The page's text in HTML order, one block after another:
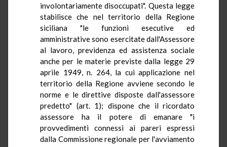
involontariamente disoccupati". Questa legge
stabilisce che nel territorio della Regione
siciliana "le funzioni esecutive ed
amministrative sono esercitate dall'Assessore
al lavoro, previdenza ed assistenza sociale
anche per le materie previste dalla legge 29
aprile 1949, n. 264, la cui applicazione nel
territorio della Regione avviene secondo le
norme e le direttive disposte dall'assessore
predetto" (art. 1); dispone che il ricordato
assessore ha il potere di emanare "i
provvedimenti connessi ai pareri espressi
dalla Commissione regionale per l'avviamento